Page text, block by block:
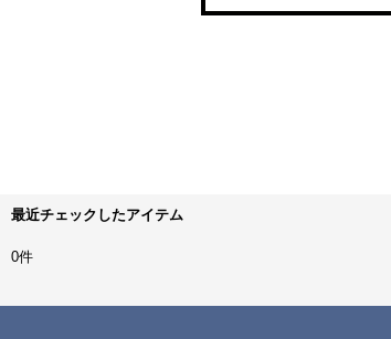
最近チェックしたアイテム
0件